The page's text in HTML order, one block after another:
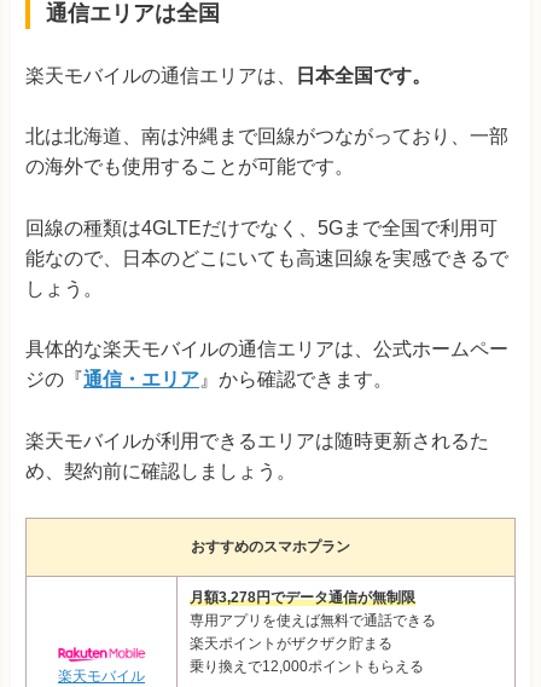
通信エリアは全国
楽天モバイルの通信エリアは、 日本全国です。
北は北海道、南は沖縄まで回線がつながっており、一部
の海外でも使用することが可能です。
回線の種類は4GLTEだけでなく、5Gまで全国で利用可
能なので、日本のどこにいても高速回線を実感できるで
しょう。
具体的な楽天モバイルの通信エリアは、公式ホームペー
ジの『通信・エリア 』から確認できます。
楽天モバイルが利用できるエリアは随時更新されるた
め、契約前に確認しましょう。
おすすめのスマホプラン
楽天モバイル
月額3,278円でデータ通信が無制限
専用アプリを使えば無料で通話できる
楽天ポイントがザクザク貯まる
乗り換えで12,000ポイントもらえる